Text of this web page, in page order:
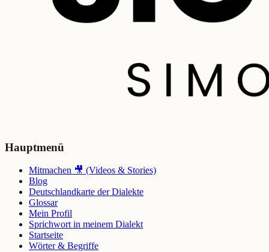
Hauptmenü
Mitmachen 🎥 (Videos & Stories)
Blog
Deutschlandkarte der Dialekte
Glossar
Mein Profil
Sprichwort in meinem Dialekt
Startseite
Wörter & Begriffe